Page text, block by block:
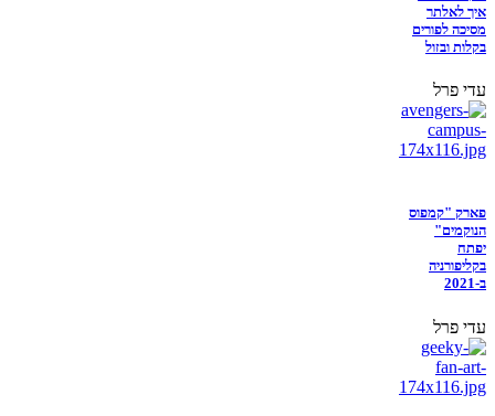
איך לאלתר
מסיכה לפורים
בקלות ובזול
עדי פרל
פארק "קמפוס
הנוקמים"
יפתח
בקליפורניה
ב-2021
עדי פרל